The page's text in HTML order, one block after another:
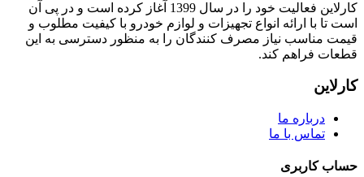
کارلاین فعالیت خود را در سال 1399 آغاز کرده است و در پی آن
است تا با ارائه انواع تجهیزات و لوازم خودرو با کیفیت مطلوب و
قیمت مناسب نیاز مصرف کنندگان را به منظور دسترسی به این
قطعات فراهم کند.
کارلاین
درباره ما
تماس با ما
حساب کاربری